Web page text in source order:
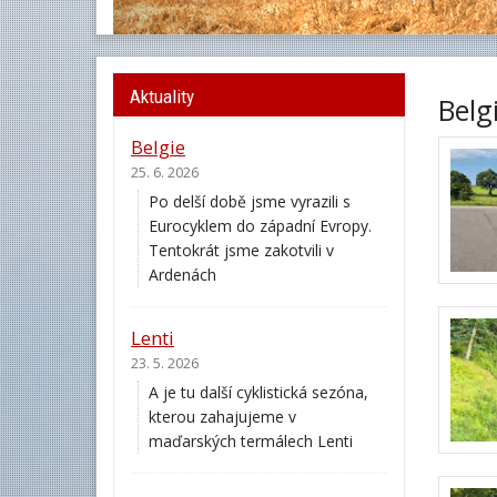
Aktuality
Belgie
25. 6. 2026
Po delší době jsme vyrazili s
Eurocyklem do západní Evropy.
Tentokrát jsme zakotvili v
Ardenách
Lenti
23. 5. 2026
A je tu další cyklistická sezóna,
kterou zahajujeme v
maďarských termálech Lenti